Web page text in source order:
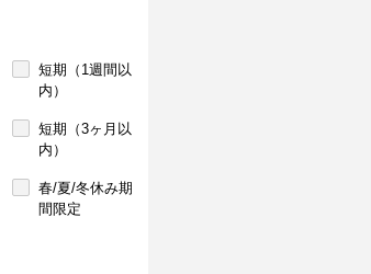
短期（1週間以
内）
短期（3ヶ月以
内）
春/夏/冬休み期
間限定